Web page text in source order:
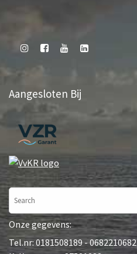
Aangesloten Bij
Onze gegevens:
Tel.nr: 0181508189 - 0682210682